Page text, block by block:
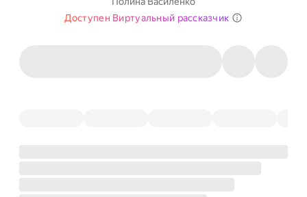
Доступен Виртуальный рассказчик